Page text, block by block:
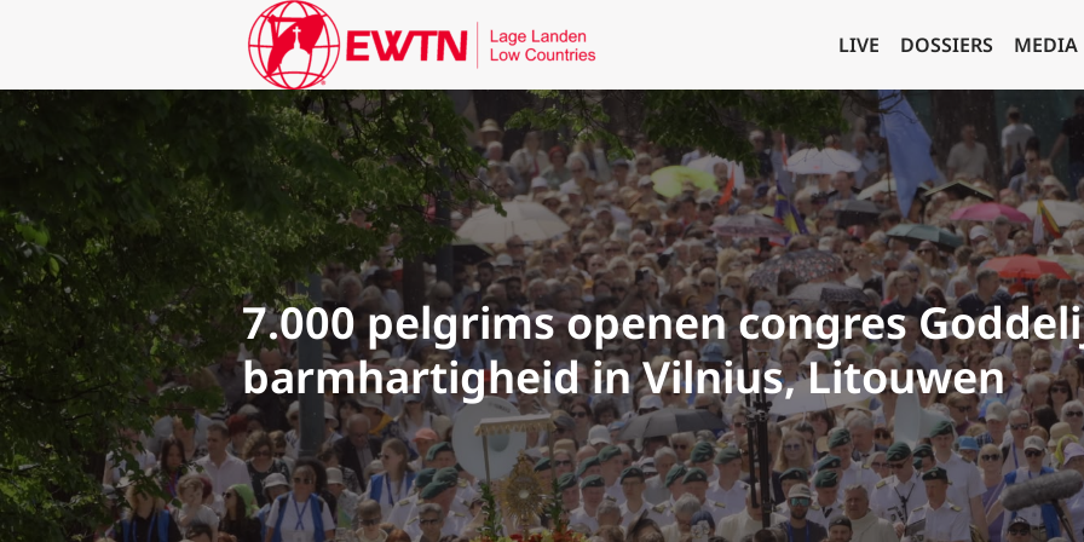
LIVE DOSSIERS MEDIA
7.000 pelgrims openen congres
barmhartigheid in Vilnius, Litouwen